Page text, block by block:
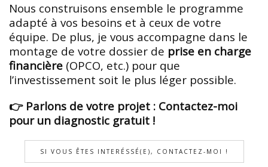
Nous construisons ensemble le programme
adapté à vos besoins et à ceux de votre
équipe. De plus, je vous accompagne dans le
montage de votre dossier de prise en charge
financière (OPCO, etc.) pour que
l’investissement soit le plus léger possible.
👉 Parlons de votre projet : Contactez-moi
pour un diagnostic gratuit !
SI VOUS ÊTES INTERÉSSÉ(E), CONTACTEZ-MOI !